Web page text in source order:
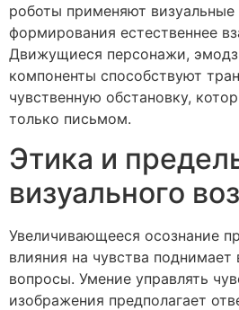
роботы применяют визуальные
формирования естественнее
Движущиеся персонажи,
компоненты способствуют
чувственную обстановку,
только письмом.
Этика и
визуального
Увеличивающееся осознание
влияния на чувства
вопросы. Умение управлять
изображения предполагает